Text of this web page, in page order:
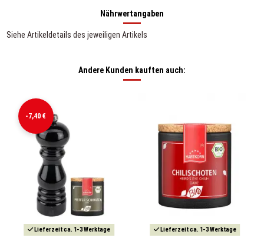
Nährwertangaben
Siehe Artikeldetails des jeweiligen Artikels
Andere Kunden kauften auch:
-7,40 €
Lieferzeit ca. 1-3 Werktage Lieferzeit ca. 1-3 Werktage